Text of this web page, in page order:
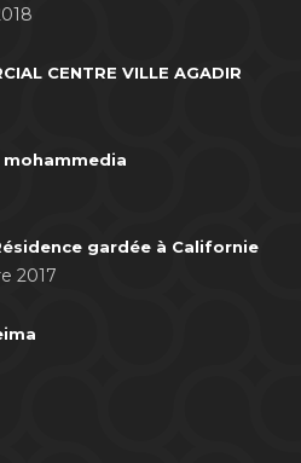
CENTRE VILLE AGADIR
gardée à Californie
2017